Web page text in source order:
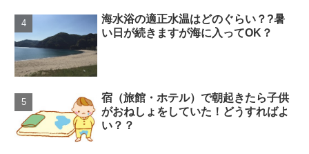
海水浴の適正水温はどのぐらい？?暑
い日が続きますが海に入ってOK？
宿（旅館・ホテル）で朝起きたら子供
がおねしょをしていた！どうすればよ
い？？